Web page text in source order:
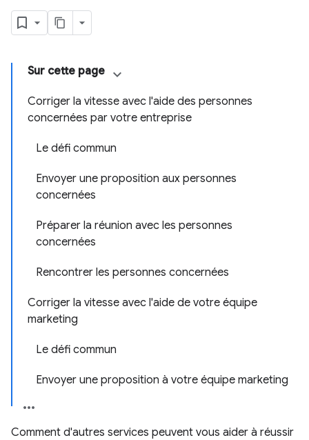
Sur cette page
Corriger la vitesse avec l'aide des personnes
concernées par votre entreprise
Le défi commun
Envoyer une proposition aux personnes
concernées
Préparer la réunion avec les personnes
concernées
Rencontrer les personnes concernées
Corriger la vitesse avec l'aide de votre équipe
marketing
Le défi commun
Envoyer une proposition à votre équipe marketing
Comment d'autres services peuvent vous aider à réussir